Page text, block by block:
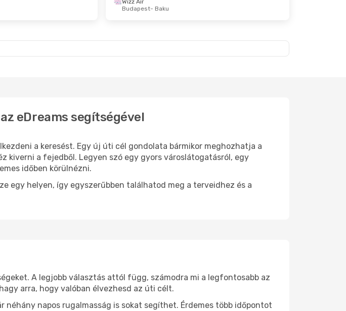
Wizz Air
Budapest- Baku
eDreams segítségével
a keresést. Egy új úti cél gondolata bármikor meghozhatja a
kiverni a fejedből. Legyen szó egy gyors városlátogatásról, egy
időben körülnézni.
egy helyen, így egyszerűbben találhatod meg a terveidhez és a
A legjobb választás attól függ, számodra mi a legfontosabb az
arra, hogy valóban élvezhesd az úti célt.
néhány napos rugalmasság is sokat segíthet. Érdemes több időpontot